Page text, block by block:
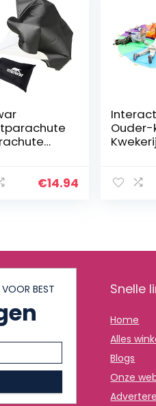
€14.94
Ouder-
n,
BEST Snelle
Home
Alles
Blogs
Onze